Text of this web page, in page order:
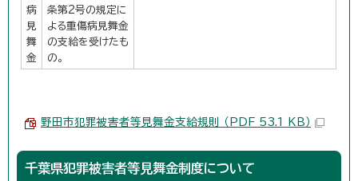
病
見
舞
金
条第2号の規定に
よる重傷病見舞金
の支給を受けたも
の。
野田市犯罪被害者等見舞金支給規則 （PDF 53.1 KB）
千葉県犯罪被害者等見舞金制度について